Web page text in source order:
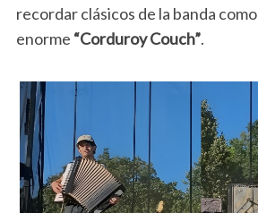
recordar clásicos de la banda como
enorme “Corduroy Couch”.